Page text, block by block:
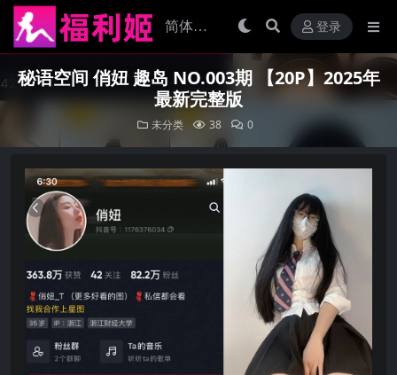
登录
秘语空间 俏妞 趣岛 NO.003期 【20P】2025年
最新完整版
未分类 38 0